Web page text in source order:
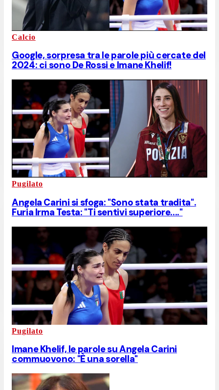
Calcio
Google, sorpresa tra le parole più cercate del
2024: ci sono De Rossi e Imane Khelif!
Pugilato
Angela Carini si sfoga: "Sono stata tradita".
Furia Irma Testa: "Ti sentivi superiore...."
Pugilato
Imane Khelif, le parole su Angela Carini
commuovono: "È una sorella"